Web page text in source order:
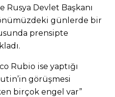
Rusya Devlet Başkanı
günlerde bir
prensipte
Rubio ise yaptığı
görüşmesi
birçok engel var”